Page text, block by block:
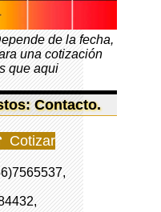
de la fecha,
una cotización
que aqui
Contacto.
Cotizar